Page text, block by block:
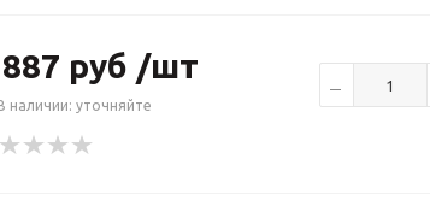
887 руб /шт
В наличии: уточняйте